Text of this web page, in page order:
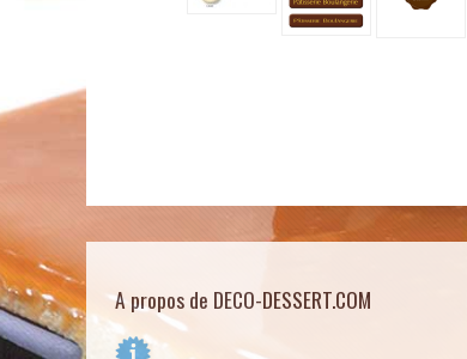
A propos de DECO-DESSERT.COM